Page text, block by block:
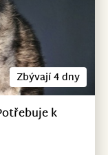
Zbývají 4 dny
k